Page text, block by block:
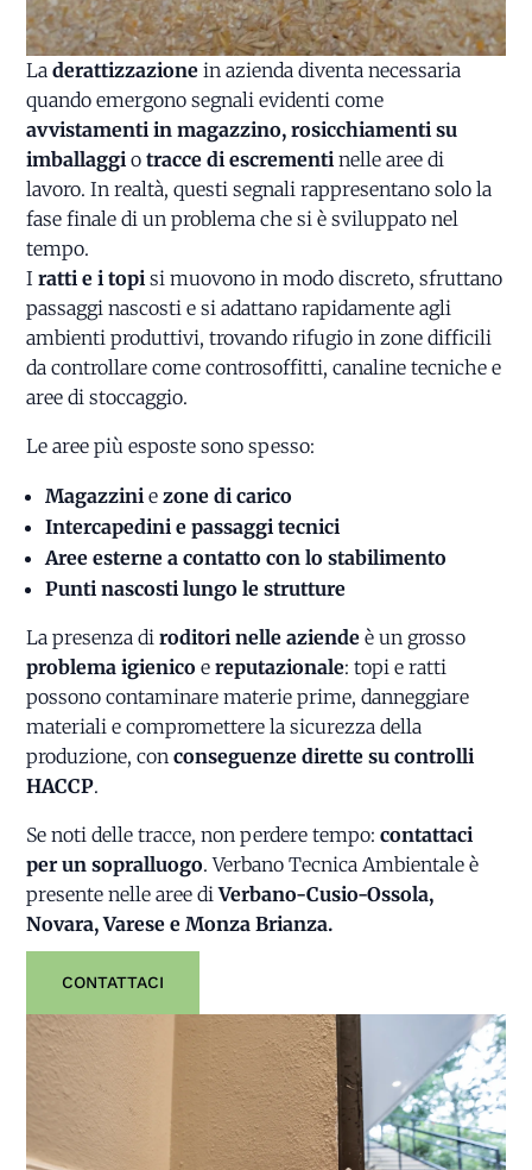
Laderattizzazionein azienda diventa necessaria
quando emergono segnali evidenti come
avvistamenti in magazzino, rosicchiamenti su
imballaggi otracce di escrementi nelle aree di
lavoro. In realtà, questi segnali rappresentano solo la
fase finale di un problema che si è sviluppato nel
tempo.
Iratti e i topisi muovono in modo discreto, sfruttano
passaggi nascosti e si adattano rapidamente agli
ambienti produttivi, trovando rifugio in zone difficili
da controllare come controsoffitti, canaline tecniche e
aree di stoccaggio.
Le aree più esposte sono spesso:
Magazzini ezone di carico
Intercapedini e passaggi tecnici
Aree esterne a contatto con lo stabilimento
Punti nascosti lungo le strutture
La presenza diroditori nelle aziende è un grosso
problema igienico ereputazionale: topi e ratti
possono contaminare materie prime, danneggiare
materiali e compromettere la sicurezza della
produzione, conconseguenze dirette su controlli
HACCP.
Se noti delle tracce, non perdere tempo:contattaci
per un sopralluogo. Verbano Tecnica Ambientale è
presente nelle aree diVerbano-Cusio-Ossola,
Novara, Varese e Monza Brianza.
CONTATTACI